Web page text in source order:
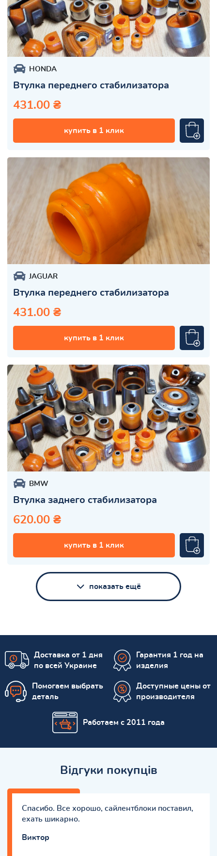
HONDA
Втулка переднего стабилизатора
431.00 ₴
купить в 1 клик
JAGUAR
Втулка переднего стабилизатора
431.00 ₴
купить в 1 клик
BMW
Втулка заднего стабилизатора
620.00 ₴
купить в 1 клик
показать ещё
Доставка от 1 дня
по всей Украине
Гарантия 1 год на
изделия
Помогаем выбрать
деталь
Доступные цены от
производителя
Работаем с 2011 года
Відгуки покупців
Спасибо. Все хорошо, сайлентблоки поставил,
ехать шикарно.
Виктор